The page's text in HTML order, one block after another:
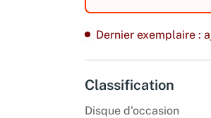
Dernier exemplaire :
Classification
Disque d'occasion